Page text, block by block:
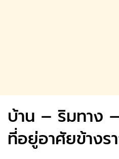
บ้าน – ริมทาง
ที่อยู่อาศัยข้างร